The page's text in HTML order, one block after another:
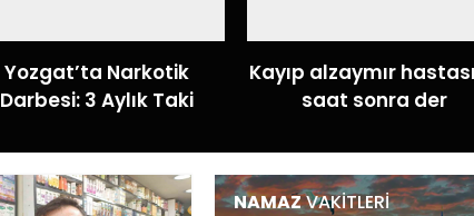
Yozgat’ta Narkotik
Darbesi: 3 Aylık Taki
Kayıp alzaymır
saat sonra der
NAMAZVAKİTLERİ